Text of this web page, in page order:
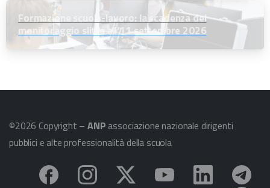
Formazione scuola-lavoro: la scadenza del
monitoraggio slitta all’11 settembre 2026
©2026 Copyright –ANP associazione nazionale dirigenti
pubblici e alte professionalità della scuola